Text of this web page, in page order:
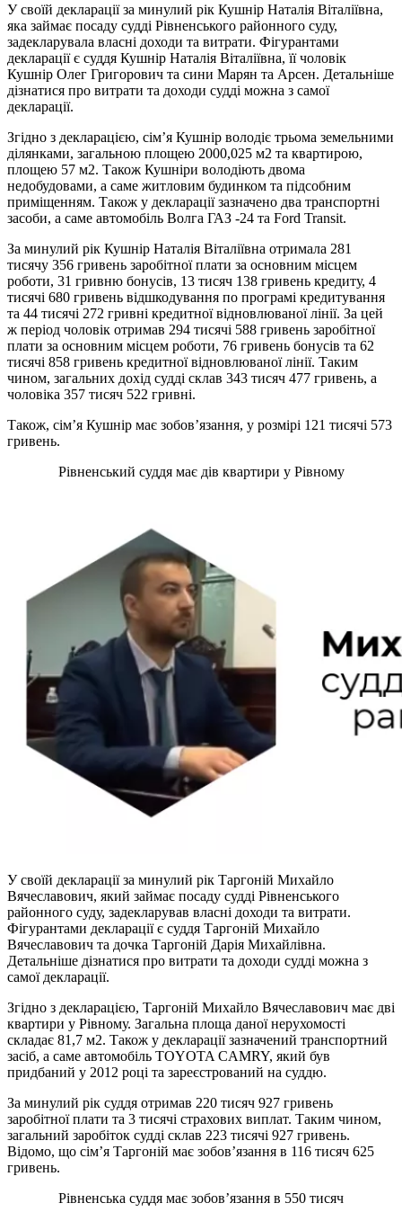
У своїй декларації за минулий рік Кушнір Наталія Віталіївна,
яка займає посаду судді Рівненського районного суду,
задекларувала власні доходи та витрати. Фігурантами
декларації є суддя Кушнір Наталія Віталіївна, її чоловік
Кушнір Олег Григорович та сини Марян та Арсен. Детальніше
дізнатися про витрати та доходи судді можна з самої
декларації.
Згідно з декларацією, сім’я Кушнір володіє трьома земельними
ділянками, загальною площею 2000,025 м2 та квартирою,
площею 57 м2. Також Кушніри володіють двома
недобудовами, а саме житловим будинком та підсобним
приміщенням. Також у декларації зазначено два транспортні
засоби, а саме автомобіль Волга ГАЗ -24 та Ford Transit.
За минулий рік Кушнір Наталія Віталіївна отримала 281
тисячу 356 гривень заробітної плати за основним місцем
роботи, 31 гривню бонусів, 13 тисяч 138 гривень кредиту, 4
тисячі 680 гривень відшкодування по програмі кредитування
та 44 тисячі 272 гривні кредитної відновлюваної лінії. За цей
ж період чоловік отримав 294 тисячі 588 гривень заробітної
плати за основним місцем роботи, 76 гривень бонусів та 62
тисячі 858 гривень кредитної відновлюваної лінії. Таким
чином, загальних дохід судді склав 343 тисяч 477 гривень, а
чоловіка 357 тисяч 522 гривні.
Також, сім’я Кушнір має зобов’язання, у розмірі 121 тисячі 573
гривень.
Рівненський суддя має дів квартири у Рівному
У своїй декларації за минулий рік Таргоній Михайло
Вячеславович, який займає посаду судді Рівненського
районного суду, задекларував власні доходи та витрати.
Фігурантами декларації є суддя Таргоній Михайло
Вячеславович та дочка Таргоній Дарія Михайлівна.
Детальніше дізнатися про витрати та доходи судді можна з
самої декларації.
Згідно з декларацією, Таргоній Михайло Вячеславович має дві
квартири у Рівному. Загальна площа даної нерухомості
складає 81,7 м2. Також у декларації зазначений транспортний
засіб, а саме автомобіль ТOYOTA CAMRY, який був
придбаний у 2012 році та зареєстрований на суддю.
За минулий рік суддя отримав 220 тисяч 927 гривень
заробітної плати та 3 тисячі страхових виплат. Таким чином,
загальний заробіток судді склав 223 тисячі 927 гривень.
Відомо, що сім’я Таргоній має зобов’язання в 116 тисяч 625
гривень.
Рівненська суддя має зобов’язання в 550 тисяч